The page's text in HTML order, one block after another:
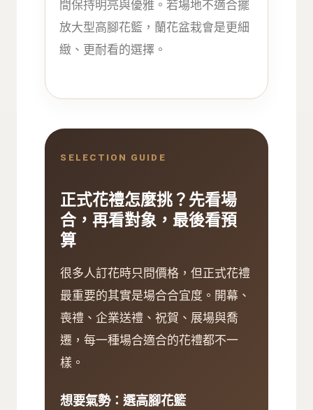
間保持明亮與優雅。若場地不適合擺
放大型高腳花籃，蘭花盆栽會是更細
緻、更耐看的選擇。
SELECTION GUIDE
正式花禮怎麼挑？先看場
合，再看對象，最後看預
算
很多人訂花時只問價格，但正式花禮
最重要的其實是場合合宜度。開幕、
喪禮、企業送禮、祝賀、展場與喬
遷，每一種場合適合的花禮都不一
樣。
想要氣勢：選高腳花籃